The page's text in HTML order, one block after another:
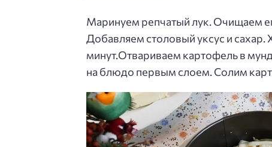
Маринуем репчатый лук. Очищаем
Добавляем столовый уксус и
минут.Отвариваем картофель в
на блюдо первым слоем. Солим